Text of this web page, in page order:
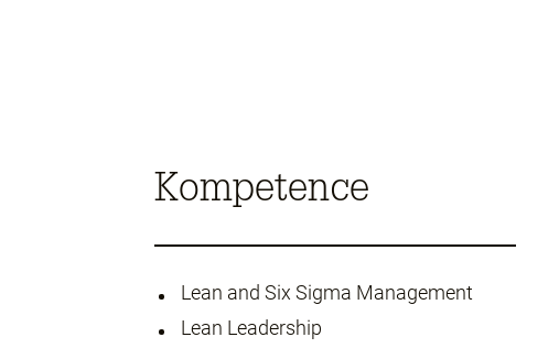
Kompetence
Lean and Six Sigma Management
Lean Leadership